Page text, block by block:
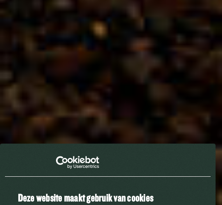
Deze website maakt gebruik van cookies
WAAR VIND JE ONZE PRODUCTEN